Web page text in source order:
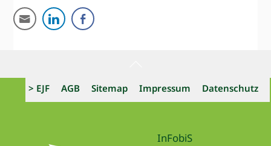
Top
> EJF AGB Sitemap Impressum Datenschutz
InFobiS